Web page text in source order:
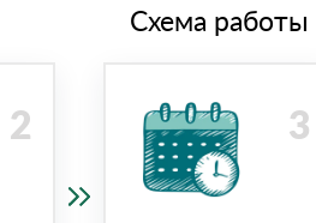
Схема работы